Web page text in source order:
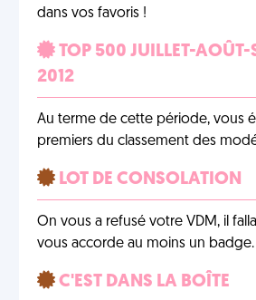
dans vos favoris !
TOP 500 JUILLET-AOÛT-
2012
Au terme de cette période, vous
premiers du classement des
LOT DE CONSOLATION
On vous a refusé votre VDM, il
vous accorde au moins un badge.
C'EST DANS LA BOÎTE